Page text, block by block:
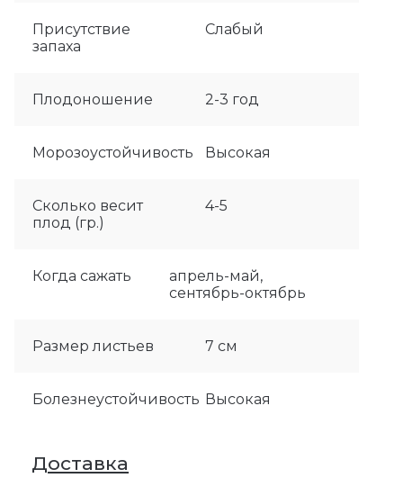
Присутствие
запаха
Слабый
Плодоношение 2-3 год
Морозоустойчивость Высокая
Сколько весит
плод (гр.)
4-5
Когда сажать
апрель-май,
сентябрь-октябрь
Размер листьев 7 см
Болезнеустойчивость Высокая
Доставка